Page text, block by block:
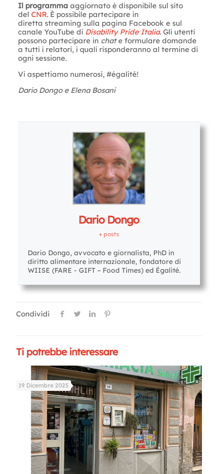
Il programma aggiornato è disponibile sul sito
del CNR. È possibile partecipare in
diretta streaming sulla pagina Facebook e sul
canale YouTube di Disability Pride Italia. Gli utenti
possono partecipare in chate formulare domande
a tutti i relatori, i quali risponderanno al termine di
ogni sessione.
Vi aspettiamo numerosi, #égalité!
Dario Dongo e Elena Bosani
Dario Dongo
+ posts
Dario Dongo, avvocato e giornalista, PhD in
diritto alimentare internazionale, fondatore di
WIISE (FARE - GIFT – Food Times) ed Égalité.
Condividi
Ti potrebbe interessare
19 Dicembre 2025